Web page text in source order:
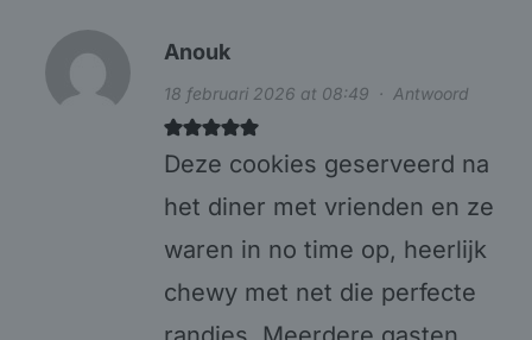
Anouk
18 februari 2026 at 08:49 · Antwoord
Deze cookies geserveerd na
het diner met vrienden en ze
waren in no time op, heerlijk
chewy met net die perfecte